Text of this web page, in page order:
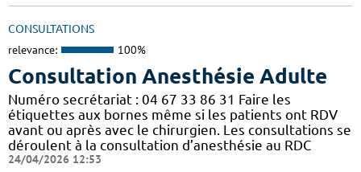
CONSULTATIONS
relevance: 100%
Consultation Anesthésie Adulte
Numéro secrétariat : 04 67 33 86 31 Faire les
étiquettes aux bornes même si les patients ont RDV
avant ou après avec le chirurgien. Les consultations se
déroulent à la consultation d’anesthésie au RDC
24/04/2026 12:53